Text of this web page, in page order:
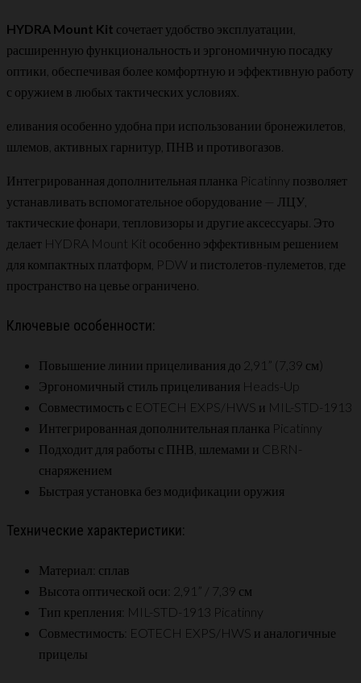
HYDRA Mount Kit сочетает удобство эксплуатации,
расширенную функциональность и эргономичную посадку
оптики, обеспечивая более комфортную и эффективную работу
с оружием в любых тактических условиях.
еливания особенно удобна при использовании бронежилетов,
шлемов, активных гарнитур, ПНВ и противогазов.
Интегрированная дополнительная планка Picatinny позволяет
устанавливать вспомогательное оборудование — ЛЦУ,
тактические фонари, тепловизоры и другие аксессуары. Это
делает HYDRA Mount Kit особенно эффективным решением
для компактных платформ, PDW и пистолетов-пулеметов, где
пространство на цевье ограничено.
Ключевые особенности:
Повышение линии прицеливания до 2,91” (7,39 см)
Эргономичный стиль прицеливания Heads-Up
Совместимость с EOTECH EXPS/HWS и MIL-STD-1913
Интегрированная дополнительная планка Picatinny
Подходит для работы с ПНВ, шлемами и CBRN-
снаряжением
Быстрая установка без модификации оружия
Технические характеристики:
Материал: сплав
Высота оптической оси: 2,91” / 7,39 см
Тип крепления: MIL-STD-1913 Picatinny
Совместимость: EOTECH EXPS/HWS и аналогичные
прицелы